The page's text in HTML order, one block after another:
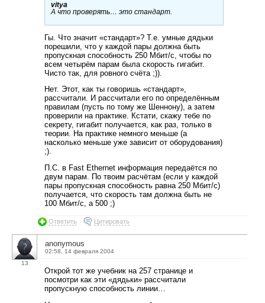
vitya
А что проверять… это стандарт.
Гы. Что значит «стандарт»? Т.е. умные дядьки
порешили, что у каждой пары должна быть
пропускная способность 250 Мбит/с, чтобы по
всем четырём парам была скорость гигабит.
Чисто так, для ровного счёта ;)).
Нет. Этот, как ты говоришь «стандарт»,
рассчитали. И рассчитали его по определённым
правилам (пусть по тому же Шеннону), а затем
проверили на практике. Кстати, скажу тебе по
секрету, гигабит получается, как раз, только в
теории. На практике немного меньше (а
насколько меньше уже зависит от оборудования)
;).
П.С. в Fast Ethernet информация передаётся по
двум парам. По твоим расчётам (если у каждой
пары пропускная способность равна 250 Мбит/с)
получается, что скорость там должна быть не
100 Мбит/с, а 500 ;)
Ответить Цитировать
13
anonymous
02:58, 14 февраля 2004
Открой тот же учебник на 257 странице и
посмотри как эти «дядьки» рассчитали
пропускную способность линии…